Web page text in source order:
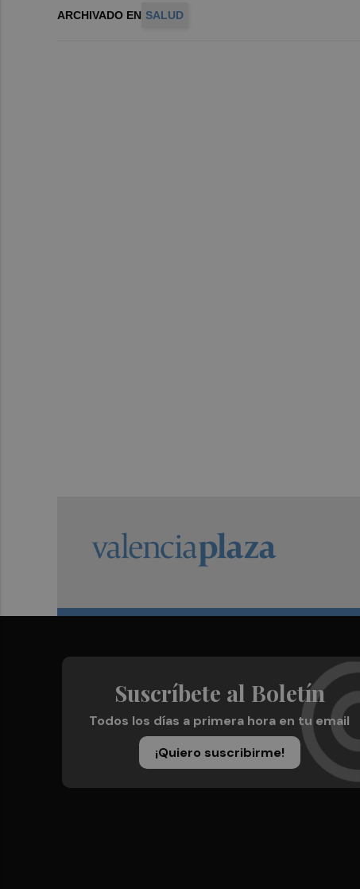
ARCHIVADO EN SALUD
Suscríbete al Boletín
Todos los días a primera hora en tu email
¡Quiero suscribirme!